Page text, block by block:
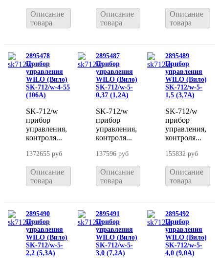
Описание
товара
Описание
товара
Описание
товара
2895478
Прибор
управления
WILO (Вило)
SK-712/w-4-55
(106A)
SK-712/w
прибор
управления,
контроля...
1372655 руб
Описание
товара
2895487
Прибор
управления
WILO (Вило)
SK-712/w-5-
0,37 (1,2A)
SK-712/w
прибор
управления,
контроля...
137596 руб
Описание
товара
2895489
Прибор
управления
WILO (Вило)
SK-712/w-5-
1,5 (3,7A)
SK-712/w
прибор
управления,
контроля...
155832 руб
Описание
товара
2895490
Прибор
управления
WILO (Вило)
SK-712/w-5-
2,2 (5,3A)
2895491
Прибор
управления
WILO (Вило)
SK-712/w-5-
3,0 (7,2A)
2895492
Прибор
управления
WILO (Вило)
SK-712/w-5-
4,0 (9,0A)